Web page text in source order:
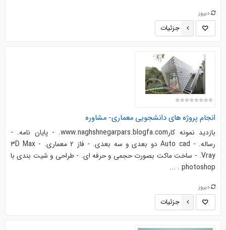
دیروز
جزئیات
انجام پروژه های دانشجویی معماری- مشاوره
بازدید نمونه کارwww.naghshnegarpars.blogfa.com. - پایان نامه. -
رساله. - Auto cad دو بعدی و سه بعدی. - فاز 2 معماری. - 3D Max
Vray. - ساخت ماکت بصورت حجمی و حرفه ای. - طراحی و شیت بندی با
photoshop . ...
دیروز
جزئیات